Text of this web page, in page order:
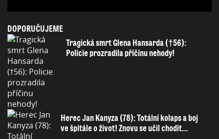
DOPORUČUJEME
Tragická smrt Glena Hansarda (†56):
Policie prozradila příčinu nehody!
Herec Jan Kanyza (78): Totální kolaps a boj
ve špitále o život! Znovu se učil chodit…